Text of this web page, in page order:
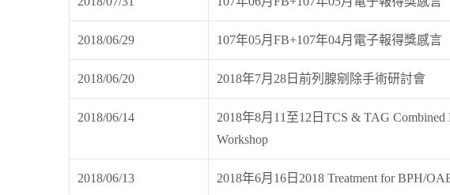
2018/06/29 107年05月FB+107年04月電子報得獎感言
2018/06/20 2018年7月28日前列腺剜除手術研討會
2018/06/14
2018年8月11至12日TCS & TAG
Workshop
2018/06/13 2018年6月16日2018 Treatment for BPH/